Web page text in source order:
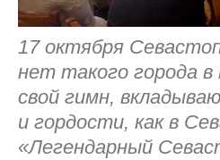
17 октября
нет такого города
свой гимн,
и гордости, как в
«Легендарный